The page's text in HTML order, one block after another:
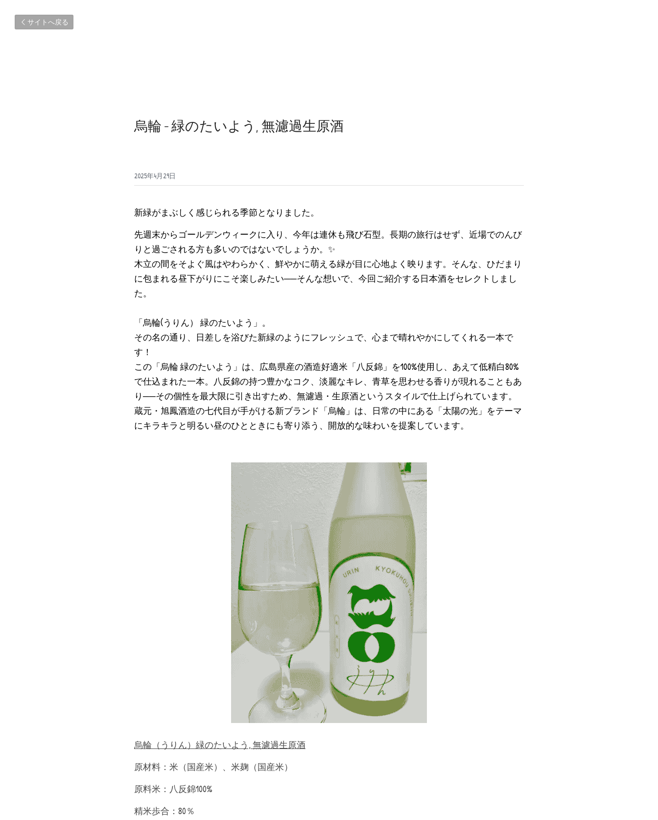
サイトへ戻る
烏輪 - 緑のたいよう, 無濾過生原酒
2025年4月29日
新緑がまぶしく感じられる季節となりました。
先週末からゴールデンウィークに入り、今年は連休も飛び石型。長期の旅行はせず、近場でのんび
りと過ごされる方も多いのではないでしょうか。✨
木立の間をそよぐ風はやわらかく、鮮やかに萌える緑が目に心地よく映ります。そんな、ひだまり
に包まれる昼下がりにこそ楽しみたい──そんな想いで、今回ご紹介する日本酒をセレクトしまし
た。
「烏輪(うりん） 緑のたいよう」。
その名の通り、日差しを浴びた新緑のようにフレッシュで、心まで晴れやかにしてくれる一本で
す！
この「烏輪 緑のたいよう」は、広島県産の酒造好適米「八反錦」を100%使用し、あえて低精白80%
で仕込まれた一本。八反錦の持つ豊かなコク、淡麗なキレ、青草を思わせる香りが現れることもあ
り──その個性を最大限に引き出すため、無濾過・生原酒というスタイルで仕上げられています。
蔵元・旭鳳酒造の七代目が手がける新ブランド「烏輪」は、日常の中にある「太陽の光」をテーマ
にキラキラと明るい昼のひとときにも寄り添う、開放的な味わいを提案しています。
烏輪（うりん）緑のたいよう, 無濾過生原酒
原材料：米（国産米）、米麹（国産米）
原料米：八反錦100%
精米歩合：80％